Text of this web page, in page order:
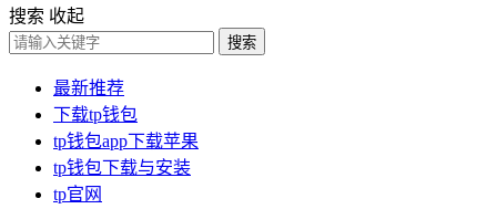
搜索 收起
搜索
最新推荐
下载tp钱包
tp钱包app下载苹果
tp钱包下载与安装
tp官网